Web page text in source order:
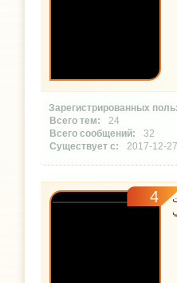
24
32
2017-12-27
4